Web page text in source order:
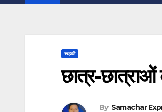
रूड़की
छात्र-
By Samachar